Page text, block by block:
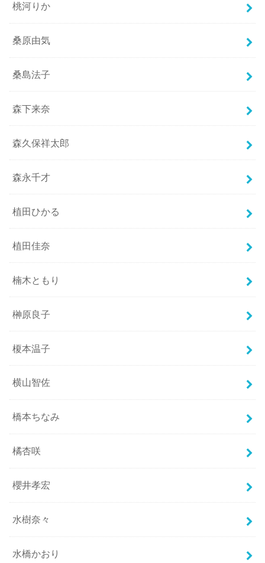
桃河りか
桑原由気
桑島法子
森下来奈
森久保祥太郎
森永千才
植田ひかる
植田佳奈
楠木ともり
榊原良子
榎本温子
横山智佐
橋本ちなみ
橘杏咲
櫻井孝宏
水樹奈々
水橋かおり